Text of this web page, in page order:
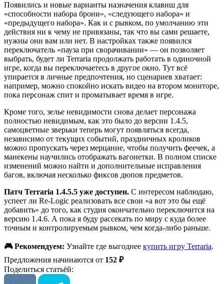
Появились и новые варианты назначения клавиш для
«способности набора брони», «следующего набора» и
«предыдущего набора». Как и с рывком, по умолчанию эти
действия ни к чему не привязаны, так что вы сами решаете,
нужны они вам или нет. В настройках также появился
переключатель «пауза при сворачивании» — он позволяет
выбрать, будет ли Terraria продолжать работать в одиночной
игре, когда вы переключаетесь в другое окно. Тут всё
упирается в личные предпочтения, но сценариев хватает:
например, можно спокойно искать видео на втором мониторе,
пока персонаж спит и проматывает время в игре.
Кроме того, зелье невидимости снова делает персонажа
полностью невидимым, как это было до версии 1.4.5,
самоцветные зверьки теперь могут появляться всегда,
независимо от текущих событий, праздничных кроликов
можно пропускать через мерцание, чтобы получить феечек, а
манекены научились отображать вагонетки. В полном списке
изменений можно найти и дополнительные исправления
багов, включая несколько фиксов дюпов предметов.
Патч Terraria 1.4.5.5 уже доступен. С интересом наблюдаю,
успеет ли Re-Logic реализовать все свои «а вот это бы ещё
добавить» до того, как студия окончательно переключится на
версию 1.4.6. А пока я буду рассекать по миру с куда более
точным и контролируемым рывком, чем когда-либо раньше.
🎮 Рекомендуем: Узнайте где выгоднее купить игру Terraria.
Предложения начинаются от 152 ₽
Поделиться статьёй: